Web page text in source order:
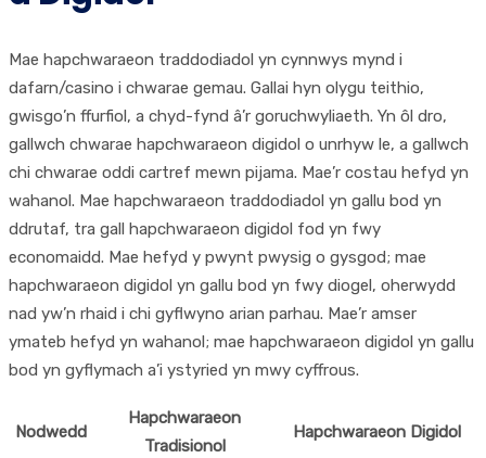
Mae hapchwaraeon traddodiadol yn cynnwys mynd i
dafarn/casino i chwarae gemau. Gallai hyn olygu teithio,
gwisgo’n ffurfiol, a chyd-fynd â’r goruchwyliaeth. Yn ôl dro,
gallwch chwarae hapchwaraeon digidol o unrhyw le, a gallwch
chi chwarae oddi cartref mewn pijama. Mae’r costau hefyd yn
wahanol. Mae hapchwaraeon traddodiadol yn gallu bod yn
ddrutaf, tra gall hapchwaraeon digidol fod yn fwy
economaidd. Mae hefyd y pwynt pwysig o gysgod; mae
hapchwaraeon digidol yn gallu bod yn fwy diogel, oherwydd
nad yw’n rhaid i chi gyflwyno arian parhau. Mae’r amser
ymateb hefyd yn wahanol; mae hapchwaraeon digidol yn gallu
bod yn gyflymach a’i ystyried yn mwy cyffrous.
Nodwedd
Hapchwaraeon
Tradisionol
Hapchwaraeon Digidol